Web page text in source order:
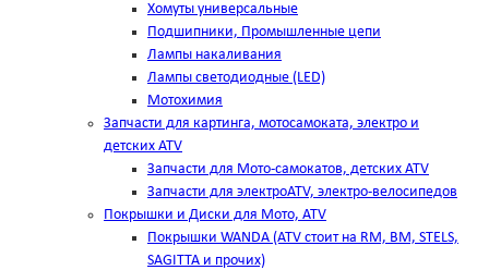
Хомуты универсальные
Подшипники, Промышленные цепи
Лампы накаливания
Лампы светодиодные (LED)
Мотохимия
Запчасти для картинга, мотосамоката, электро и
детских ATV
Запчасти для Мото-самокатов, детских ATV
Запчасти для электроATV, электро-велосипедов
Покрышки и Диски для Мото, ATV
Покрышки WANDA (АТV стоит на RM, BM, STELS,
SAGITTA и прочих)